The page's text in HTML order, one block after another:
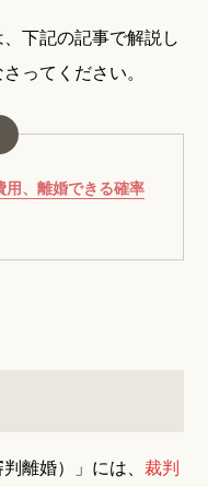
下記の記事で解説し
ってください。
用、離婚できる確率
離婚）」には、 裁判